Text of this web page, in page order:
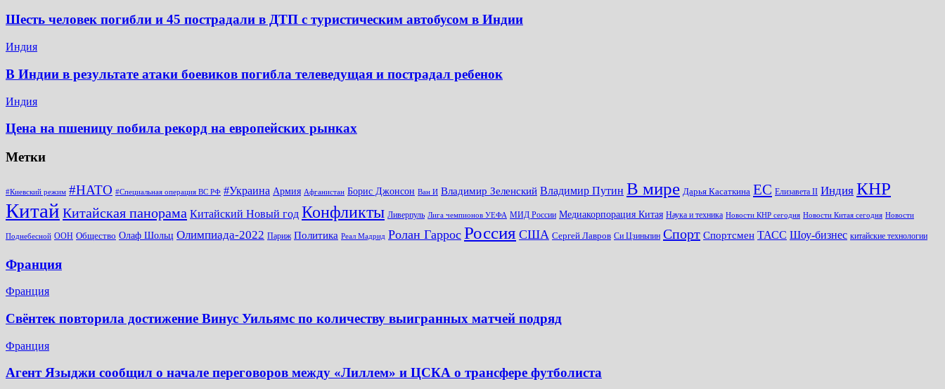
Шесть человек погибли и 45 пострадали в ДТП с туристическим автобусом в Индии
Индия
В Индии в результате атаки боевиков погибла телеведущая и пострадал ребенок
Индия
Цена на пшеницу побила рекорд на европейских рынках
Метки
#Киевский режим #НАТО #Специальная операция ВС РФ #Украина Армия Афганистан Борис Джонсон Ван И Владимир Зеленский Владимир Путин В мире Дарья Касаткина ЕС Елизавета II Индия КНР
Китай Китайская панорама Китайский Новый год Конфликты Ливерпуль Лига чемпионов УЕФА МИД России Медиакорпорация Китая Наука и техника Новости КНР сегодня Новости Китая сегодня Новости
Поднебесной ООН Общество Олаф Шольц Олимпиада-2022 Париж Политика Реал Мадрид Ролан Гаррос Россия США Сергей Лавров Си Цзиньпин Спорт Спортсмен ТАСС Шоу-бизнес китайские технологии
Франция
Франция
Свёнтек повторила достижение Винус Уильямс по количеству выигранных матчей подряд
Франция
Агент Языджи сообщил о начале переговоров между «Лиллем» и ЦСКА о трансфере футболиста